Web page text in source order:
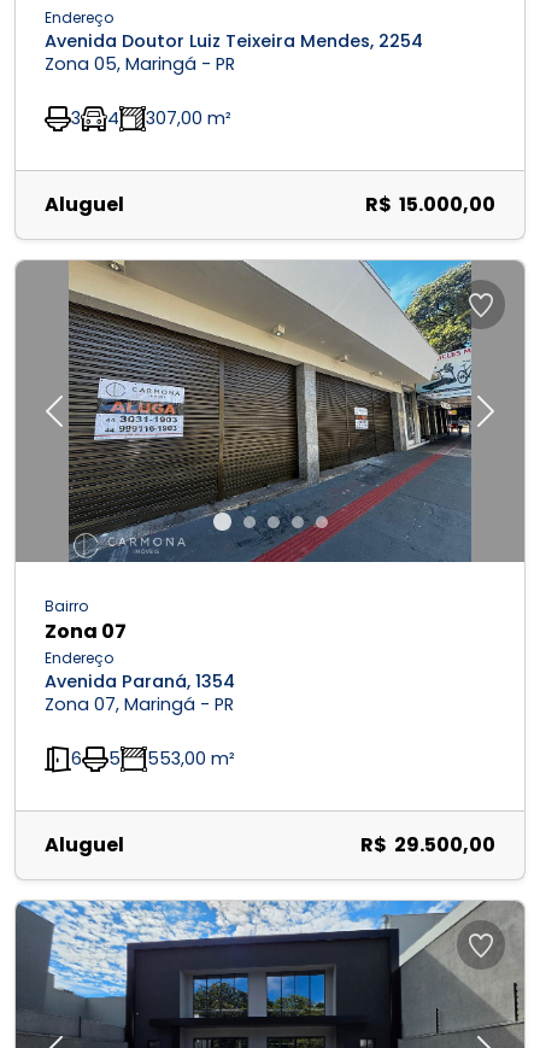
Endereço
Avenida Doutor Luiz Teixeira Mendes, 2254
Zona 05, Maringá - PR
3 4 307,00 m²
Aluguel R$ 15.000,00
Previous Next
Bairro
Zona 07
Endereço
Avenida Paraná, 1354
Zona 07, Maringá - PR
6 5 553,00 m²
Aluguel R$ 29.500,00